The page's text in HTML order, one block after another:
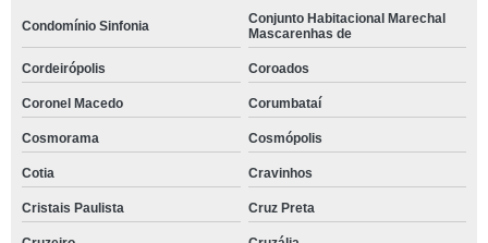
Condomínio Sinfonia
Conjunto Habitacional Marechal
Mascarenhas de
Cordeirópolis Coroados
Coronel Macedo Corumbataí
Cosmorama Cosmópolis
Cotia Cravinhos
Cristais Paulista Cruz Preta